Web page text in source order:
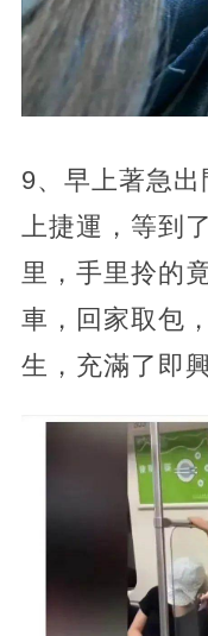
9、早上著急
上捷運，等到
里，手里拎的
車，回家取包
生，充滿了即